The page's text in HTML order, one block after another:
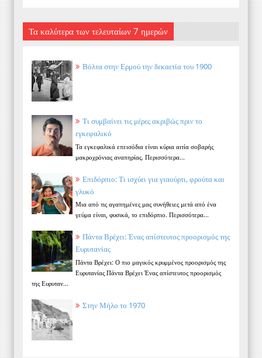
Τα καλύτερα των τελευταίων 7 ημερών
Βόλτα στην Ερμού την δεκαετία του 1900
Τι συμβαίνει τις μέρες ακριβώς πριν το
εγκεφαλικό
Τα εγκεφαλικά επεισόδια είναι κύρια αιτία σοβαρής
μακροχρόνιας αναπηρίας. Περισσότερα...
Επιδόρπιο: Τι ισχύει για γιαούρτι, φρούτα και
γλυκό
Μια από τις αγαπημένες μας συνήθειες μετά από ένα
γεύμα είναι, φυσικά, το επιδόρπιο. Περισσότερα...
Πάντα Βρέχει: Ένας απίστευτος προορισμός της
Ευρυτανίας
Πάντα Βρέχει: Ο πιο μαγικός κρυμμένος προορισμός της
Ευρυτανίας Πάντα Βρέχει Ένας απίστευτος προορισμός
της Ευρυταν...
Στην Μήλο το 1970